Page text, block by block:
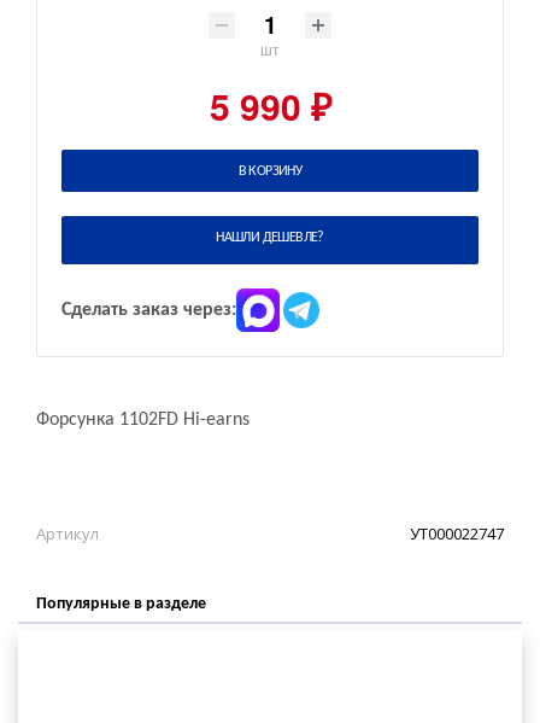
шт
5 990 ₽
В КОРЗИНУ
НАШЛИ ДЕШЕВЛЕ?
Сделать заказ через:
Форсунка 1102FD Hi-earns
Артикул УТ000022747
Популярные в разделе